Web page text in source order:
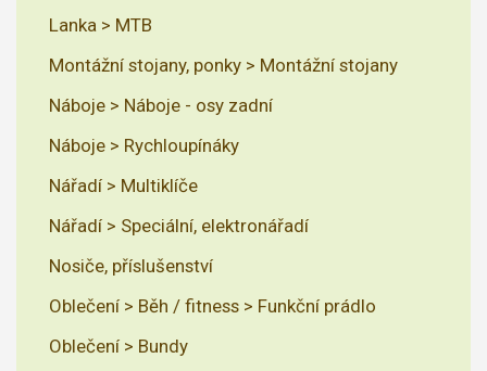
Lanka > MTB
Montážní stojany, ponky > Montážní stojany
Náboje > Náboje - osy zadní
Náboje > Rychloupínáky
Nářadí > Multiklíče
Nářadí > Speciální, elektronářadí
Nosiče, příslušenství
Oblečení > Běh / fitness > Funkční prádlo
Oblečení > Bundy